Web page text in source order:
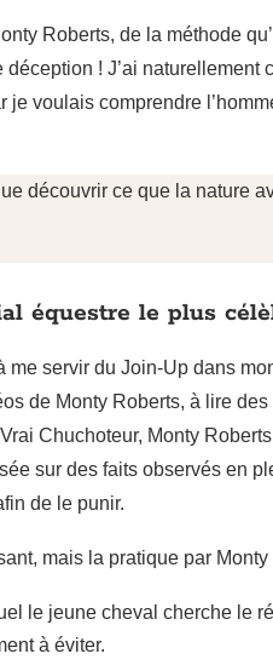
Roberts, de la méthode
! J’ai
je voulais comprendre
découvrir ce que la nature
équestre le plus
me servir du Join-Up dans
de Monty Roberts, à lire
Chuchoteur, Monty
sur des faits observés en
de le punir.
mais la pratique par
le jeune cheval cherche le
à éviter.